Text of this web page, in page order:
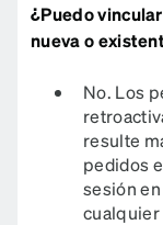
¿Puedo
nueva o
No. Los
resulte
pedidos
sesión
cualquier